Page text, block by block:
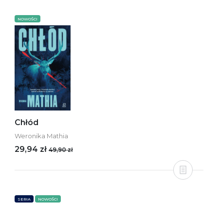
NOWOŚCI
Chłód
Weronika Mathia
29,94 zł 49,90 zł
SERIA NOWOŚCI